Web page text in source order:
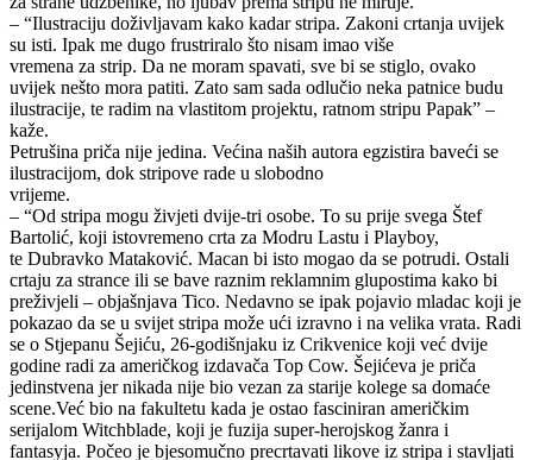
– “Ilustraciju doživljavam kako kadar stripa. Zakoni crtanja uvijek
su isti. Ipak me dugo frustriralo što nisam imao više
vremena za strip. Da ne moram spavati, sve bi se stiglo, ovako
uvijek nešto mora patiti. Zato sam sada odlučio neka patnice budu
ilustracije, te radim na vlastitom projektu, ratnom stripu Papak” –
kaže.
Petrušina priča nije jedina. Većina naših autora egzistira baveći se
ilustracijom, dok stripove rade u slobodno
vrijeme.
– “Od stripa mogu živjeti dvije-tri osobe. To su prije svega Štef
Bartolić, koji istovremeno crta za Modru Lastu i Playboy,
te Dubravko Mataković. Macan bi isto mogao da se potrudi. Ostali
crtaju za strance ili se bave raznim reklamnim glupostima kako bi
preživjeli – objašnjava Tico. Nedavno se ipak pojavio mladac koji je
pokazao da se u svijet stripa može ući izravno i na velika vrata. Radi
se o Stjepanu Šejiću, 26-godišnjaku iz Crikvenice koji već dvije
godine radi za američkog izdavača Top Cow. Šejićeva je priča
jedinstvena jer nikada nije bio vezan za starije kolege sa domaće
scene.Već bio na fakultetu kada je ostao fasciniran američkim
serijalom Witchblade, koji je fuzija super-herojskog žanra i
fantasyja. Počeo je bjesomučno precrtavati likove iz stripa i stavljati